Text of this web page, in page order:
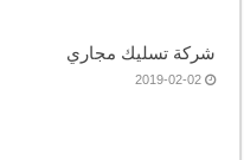
شركة تسليك مجاري
2019-02-02